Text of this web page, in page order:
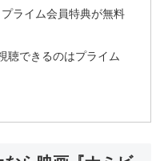
ライム会員特典が無料
聴できるのはプライム